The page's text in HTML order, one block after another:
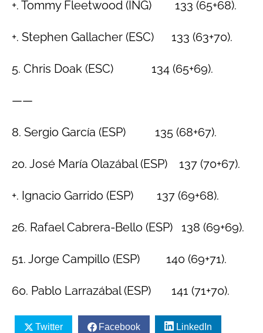
+. Tommy Fleetwood (ING) 133 (65+68).
+. Stephen Gallacher (ESC) 133 (63+70).
5. Chris Doak (ESC) 134 (65+69).
——
8. Sergio García (ESP) 135 (68+67).
20. José María Olazábal (ESP) 137 (70+67).
+. Ignacio Garrido (ESP) 137 (69+68).
26. Rafael Cabrera-Bello (ESP) 138 (69+69).
51. Jorge Campillo (ESP) 140 (69+71).
60. Pablo Larrazábal (ESP) 141 (71+70).
Twitter Facebook LinkedIn